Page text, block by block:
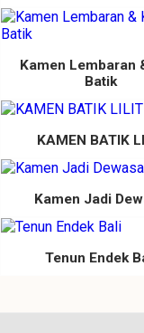
Kamen Lembaran
Batik
KAMEN BATIK
Kamen Jadi
Tenun Endek